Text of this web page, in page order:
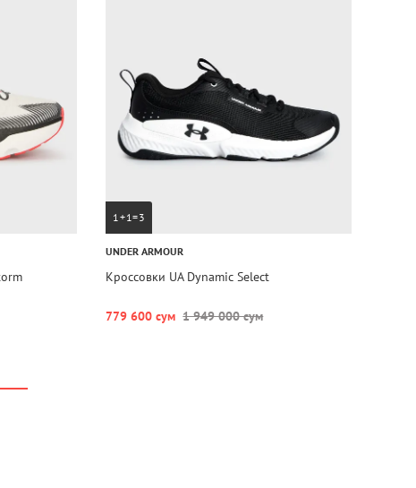
1+1=3
UNDER ARMOUR
Кроссовки UA Dynamic Select
779 600 сум 1 949 000 сум